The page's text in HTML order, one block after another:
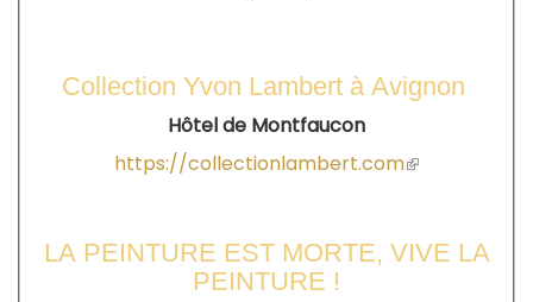
Collection Yvon Lambert à Avignon
Hôtel de Montfaucon
https://collectionlambert.com(le
externe)
LA PEINTURE EST MORTE, VIVE LA
PEINTURE !